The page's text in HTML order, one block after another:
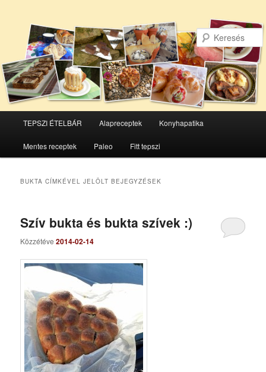
Tovább
az
elsődleges
Tovább
a
másodlagos
TEPSZI ÉTELBÁR Alapreceptek Konyhapatika
Mentes receptek Paleo Fitt tepszi
BUKTA CÍMKÉVEL JELÖLT BEJEGYZÉSEK
Szív bukta és bukta szívek :)
Közzétéve2014-02-14